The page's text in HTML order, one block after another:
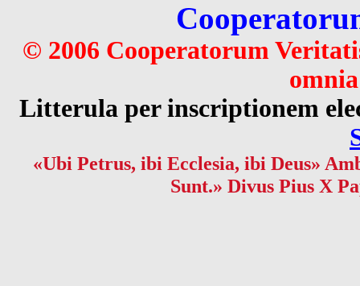
© 2006 Cooperatorum
Litterula per inscriptionem
«Ubi Petrus, ibi Ecclesia, ibi Deus»
Sunt.» Divus Pius X